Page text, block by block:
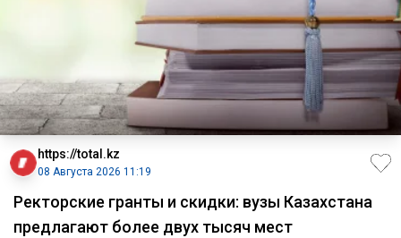
https://total.kz
08 Августа 2026 11:19
Ректорские гранты и скидки: вузы Казахстана
предлагают более двух тысяч мест